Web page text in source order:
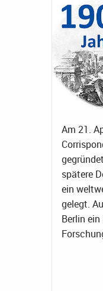
Am 21.
spätere
ein
gelegt.
Berlin